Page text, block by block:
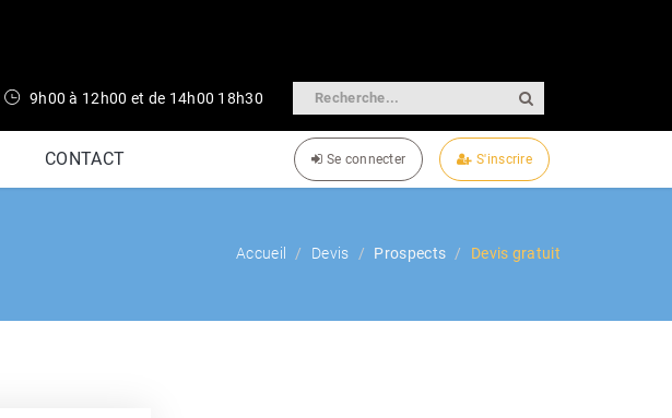
9h00 à 12h00 et de 14h00 18h30
CONTACT S'inscrire
Se connecter
Accueil Devis Prospects Devis gratuit